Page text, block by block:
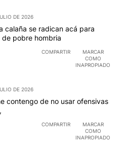
DE 2026
calaña se radican acá para
pobre hombria
COMPARTIR
MARCAR
COMO
INAPROPIADO
DE 2026
contengo de no usar ofensivas
COMPARTIR
MARCAR
COMO
INAPROPIADO